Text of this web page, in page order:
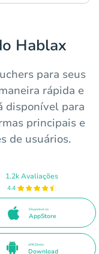
Hablax
para seus
rápida e
disponível para
principais e
de usuários.
1.2k Avaliações
4.4
Disponível na
AppStore
APK Direto
Download